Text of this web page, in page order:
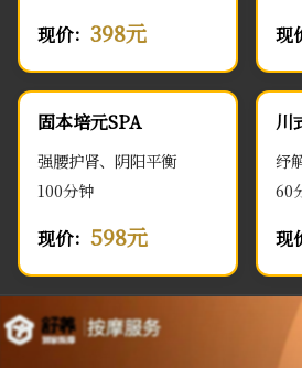
现价： 398元 现
固本培元SPA
强腰护肾、阴阳平衡
100分钟
现价： 598元
川
纾
60
现